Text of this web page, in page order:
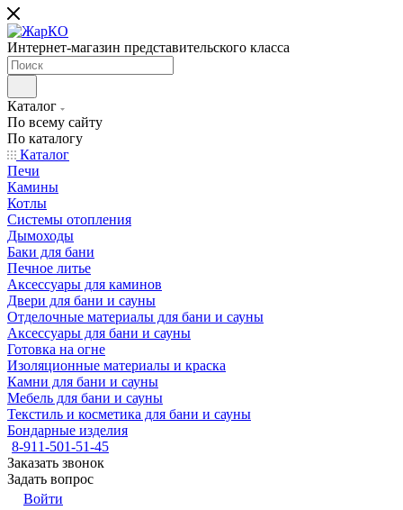
Интернет-магазин представительского класса
Каталог
По всему сайту
По каталогу
Каталог
Печи
Камины
Котлы
Системы отопления
Дымоходы
Баки для бани
Печное литье
Аксессуары для каминов
Двери для бани и сауны
Отделочные материалы для бани и сауны
Аксессуары для бани и сауны
Готовка на огне
Изоляционные материалы и краска
Камни для бани и сауны
Мебель для бани и сауны
Текстиль и косметика для бани и сауны
Бондарные изделия
8-911-501-51-45
Заказать звонок
Задать вопрос
Войти